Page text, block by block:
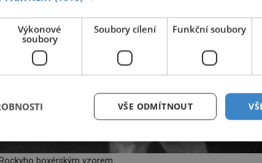
boxérským vzorem.
Výkonové
soubory
Soubory cílení Funkční soubory
VŠE ODMÍTNOUT